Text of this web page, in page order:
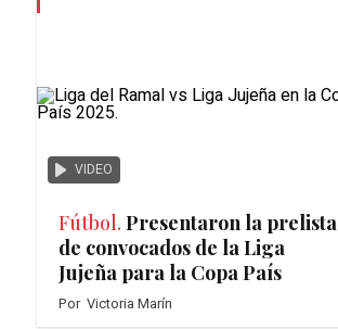
VIDEO
Fútbol. Presentaron la prelista
de convocados de la Liga
Jujeña para la Copa País
Por Victoria Marín